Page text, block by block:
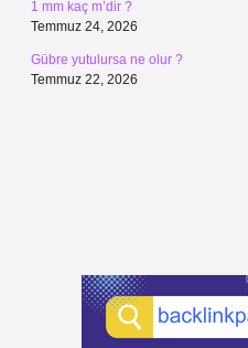
1 mm kaç m’dir ?
Temmuz 24, 2026
Gübre yutulursa ne olur ?
Temmuz 22, 2026